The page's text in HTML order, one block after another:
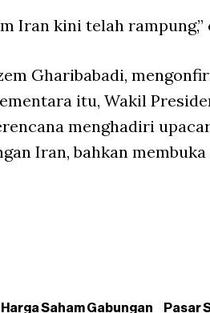
Iran kini telah
Gharibabadi,
itu, Wakil
menghadiri
Iran, bahkan
Harga Saham Gabungan Pasar